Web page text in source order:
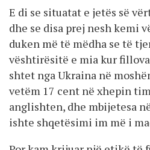
E di se situatat e jetës së
dhe se disa prej nesh kemi
duken më të mëdha se të
vështirësitë e mia kur
shtet nga Ukraina në
vetëm 17 cent në xhepin
anglishten, dhe mbijetesa
ishte shqetësimi im më i